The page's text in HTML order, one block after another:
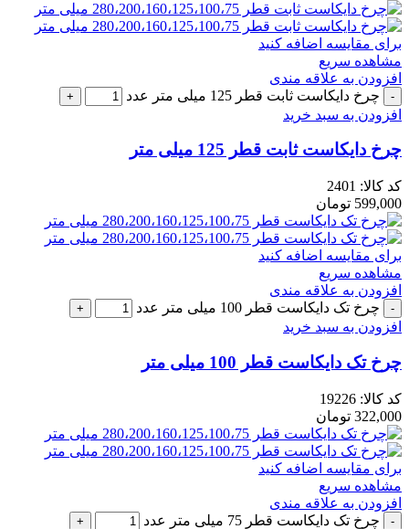
برای مقایسه اضافه کنید
مشاهده سریع
افزودن به علاقه مندی
چرخ دایکاست ثابت قطر 125 میلی متر عدد
افزودن به سبد خرید
چرخ دایکاست ثابت قطر 125 میلی متر
کد کالا: 2401
599,000 تومان
برای مقایسه اضافه کنید
مشاهده سریع
افزودن به علاقه مندی
چرخ تک دایکاست قطر 100 میلی متر عدد
افزودن به سبد خرید
چرخ تک دایکاست قطر 100 میلی متر
کد کالا: 19226
322,000 تومان
برای مقایسه اضافه کنید
مشاهده سریع
افزودن به علاقه مندی
چرخ تک دایکاست قطر 75 میلی متر عدد